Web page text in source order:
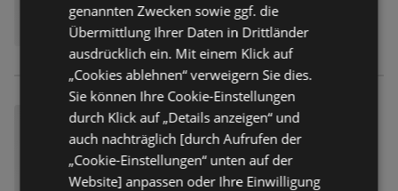
genannten Zwecken sowie ggf. die
Übermittlung Ihrer Daten in Drittländer
ausdrücklich ein. Mit einem Klick auf
„Cookies ablehnen“ verweigern Sie dies.
Sie können Ihre Cookie-Einstellungen
durch Klick auf „Details anzeigen“ und
auch nachträglich [durch Aufrufen der
„Cookie-Einstellungen“ unten auf der
Website] anpassen oder Ihre Einwilligung